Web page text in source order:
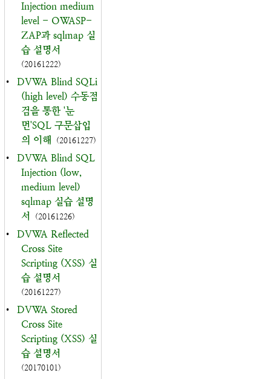
Injection medium
level - OWASP-
ZAP과 sqlmap 실
습 설명서
(20161222)
•
DVWA Blind SQLi
(high level) 수동점
검을 통한 '눈
먼'SQL 구문삽입
의 이해
(20161227)
•
DVWA Blind SQL
Injection (low,
medium level)
sqlmap 실습 설명
서
(20161226)
•
DVWA Reflected
Cross Site
Scripting (XSS) 실
습 설명서
(20161227)
•
DVWA Stored
Cross Site
Scripting (XSS) 실
습 설명서
(20170101)